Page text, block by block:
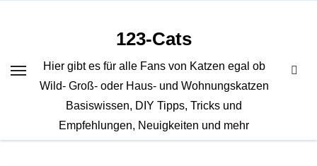
123-Cats
Hier gibt es für alle Fans von Katzen egal ob
Wild- Groß- oder Haus- und Wohnungskatzen
Basiswissen, DIY Tipps, Tricks und
Empfehlungen, Neuigkeiten und mehr